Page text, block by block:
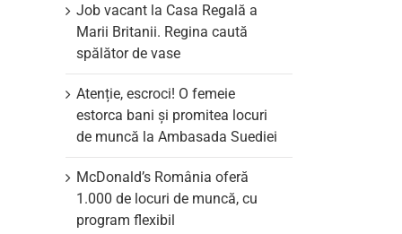
Job vacant la Casa Regală a
Marii Britanii. Regina caută
spălător de vase
Atenție, escroci! O femeie
estorca bani și promitea locuri
de muncă la Ambasada Suediei
McDonald’s România oferă
1.000 de locuri de muncă, cu
program flexibil